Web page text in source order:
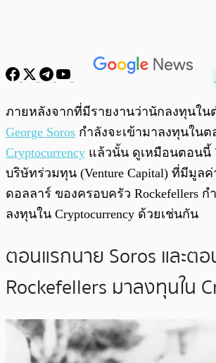
พร้อมเล่น
ภายหลังจากที่มีรายงานว่านักลงทุนใน
George Soros กำลังจะเข้ามาลงทุนในต
Cryptocurrency แล้วนั้น ดูเหมือนตอนนี้
บริษัทร่วมทุน (Venture Capital) ที่มีมูล
ดอลลาร์ ของครอบครัว Rockefellers ก
ลงทุนใน Cryptocurrency ด้วยเช่นกัน
ตอนแรกนาย Soros และต
Rockefellers มาลงทุนใน